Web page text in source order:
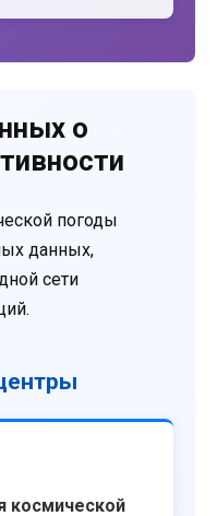
о
погоды
данных,
сети
космической